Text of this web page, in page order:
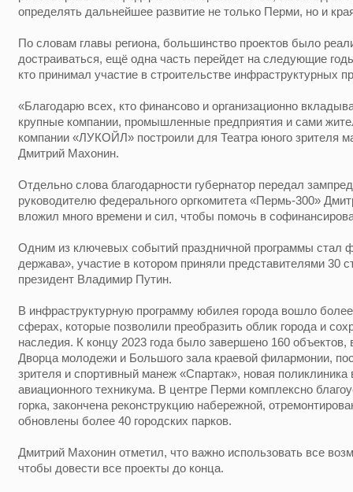
определять дальнейшее развитие не только Перми, но и
По словам главы региона, большинство проектов было
достраиваться, ещё одна часть перейдет на следующие
кто принимал участие в строительстве инфраструктурных
«Благодарю всех, кто финансово и организационно
крупные компании, промышленные предприятия и сами
компании «ЛУКОЙЛ» построили для Театра юного зрителя
Дмитрий Махонин.
Отдельно слова благодарности губернатор передал
руководителю федерального оргкомитета «Пермь-300»
вложил много времени и сил, чтобы помочь в
Одним из ключевых событий праздничной программы стал
держава», участие в котором приняли представителями 30
президент Владимир Путин.
В инфраструктурную программу юбилея города вошло
сферах, которые позволили преобразить облик города и
наследия. К концу 2023 года было завершено 160 объектов,
Дворца молодежи и Большого зала краевой филармонии,
зрителя и спортивный манеж «Спартак», новая
авиационного техникума. В центре Перми комплексно
горка, закончена реконструкцию набережной,
обновлены более 40 городских парков.
Дмитрий Махонин отметил, что важно использовать все
чтобы довести все проекты до конца.